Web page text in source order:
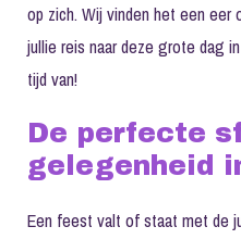
op zich. Wij vinden het een
jullie reis naar deze grote dag
tijd van!
De perfecte
gelegenheid
Een feest valt of staat met de